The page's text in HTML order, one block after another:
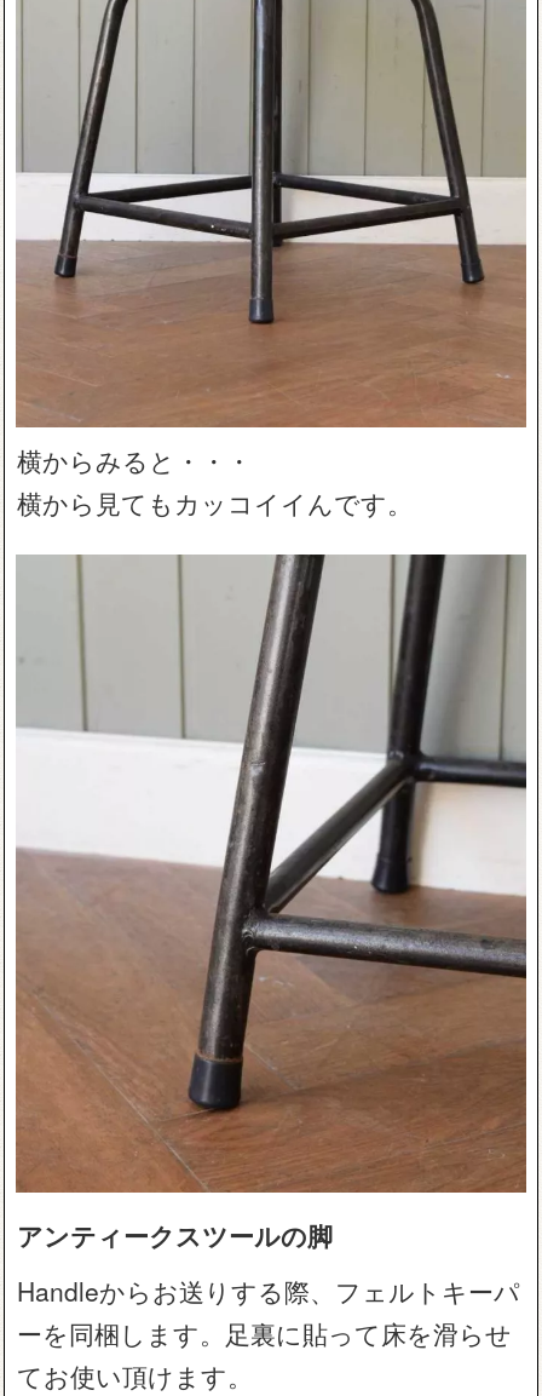
横からみると・・・
横から見てもカッコイイんです。
アンティークスツールの脚
Handleからお送りする際、フェルトキーパ
ーを同梱します。足裏に貼って床を滑らせ
てお使い頂けます。